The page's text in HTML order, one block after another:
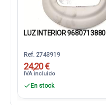
LUZ INTERIOR 9680713880
Ref. 2743919
24,20 €
IVA incluido
En stock